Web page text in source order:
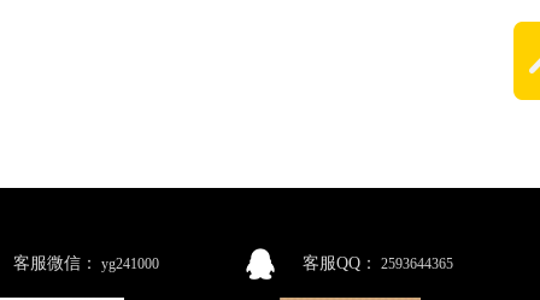
客服微信： yg241000 客服QQ： 2593644365